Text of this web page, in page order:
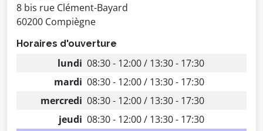
8 bis rue Clément-Bayard
60200 Compiègne
Horaires d'ouverture
lundi 08:30 - 12:00 / 13:30 - 17:30
mardi 08:30 - 12:00 / 13:30 - 17:30
mercredi 08:30 - 12:00 / 13:30 - 17:30
jeudi 08:30 - 12:00 / 13:30 - 17:30